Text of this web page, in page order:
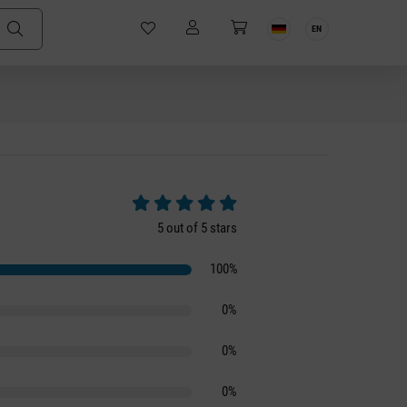
EN
Average rating of 5 out of 5 stars
5 out of 5 stars
100%
0%
0%
0%